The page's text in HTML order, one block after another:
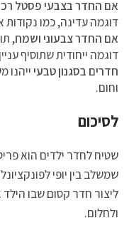
אם החדר בצבעי פסטל
דוגמה עדינה, כמו נקודות
אם החדר צבעוני ושמח,
דוגמה ייחודית שתוסיף
חדרים בסגנון טבעיייהנו
וחום.
לסיכום
שטיח לחדר ילדים הוא
שמשלב בין יופי
ליצור חדר קסום שבו
ולחלום.